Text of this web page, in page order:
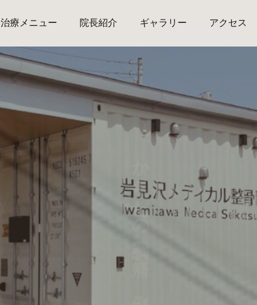
治療メニュー 院長紹介 ギャラリー アクセス
からだの不調、痛み、悩み、
我慢していませんか？